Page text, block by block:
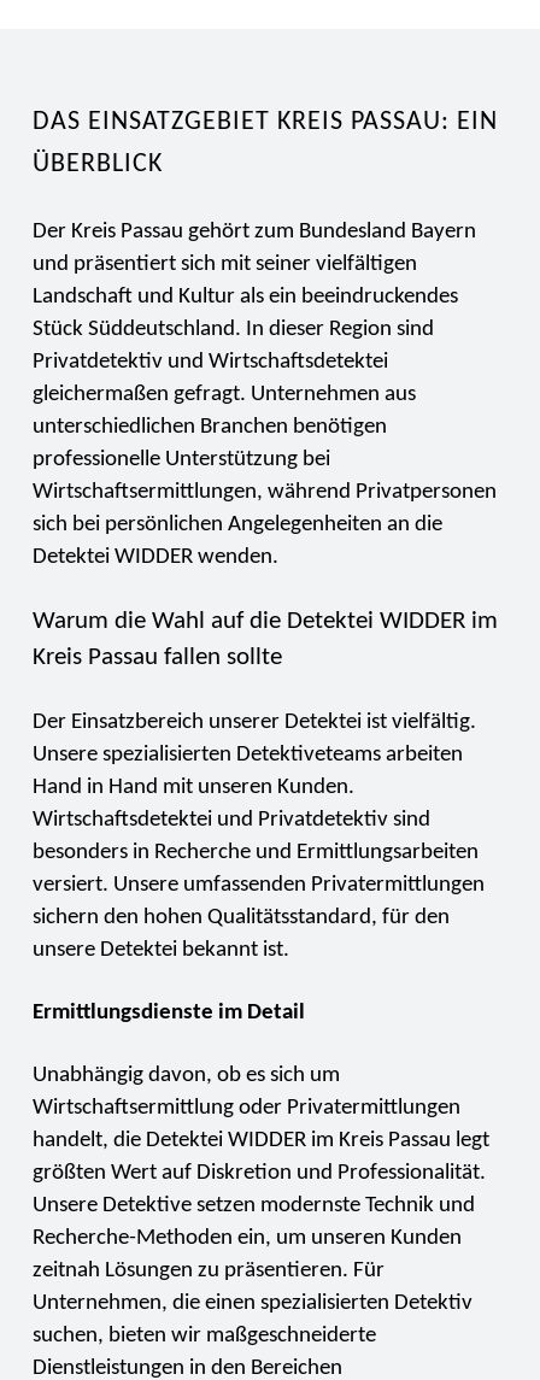
DAS EINSATZGEBIET KREIS PASSAU: EIN
ÜBERBLICK
Der Kreis Passau gehört zum Bundesland Bayern
und präsentiert sich mit seiner vielfältigen
Landschaft und Kultur als ein beeindruckendes
Stück Süddeutschland. In dieser Region sind
Privatdetektiv und Wirtschaftsdetektei
gleichermaßen gefragt. Unternehmen aus
unterschiedlichen Branchen benötigen
professionelle Unterstützung bei
Wirtschaftsermittlungen, während Privatpersonen
sich bei persönlichen Angelegenheiten an die
Detektei WIDDER wenden.
Warum die Wahl auf die Detektei WIDDER im
Kreis Passau fallen sollte
Der Einsatzbereich unserer Detektei ist vielfältig.
Unsere spezialisierten Detektiveteams arbeiten
Hand in Hand mit unseren Kunden.
Wirtschaftsdetektei und Privatdetektiv sind
besonders in Recherche und Ermittlungsarbeiten
versiert. Unsere umfassenden Privatermittlungen
sichern den hohen Qualitätsstandard, für den
unsere Detektei bekannt ist.
Ermittlungsdienste im Detail
Unabhängig davon, ob es sich um
Wirtschaftsermittlung oder Privatermittlungen
handelt, die Detektei WIDDER im Kreis Passau legt
größten Wert auf Diskretion und Professionalität.
Unsere Detektive setzen modernste Technik und
Recherche-Methoden ein, um unseren Kunden
zeitnah Lösungen zu präsentieren. Für
Unternehmen, die einen spezialisierten Detektiv
suchen, bieten wir maßgeschneiderte
Dienstleistungen in den Bereichen